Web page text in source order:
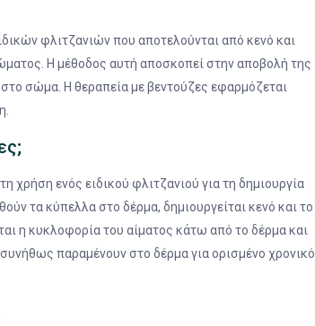
φλιτζανιών που αποτελούνται από κενό και
Η μέθοδος αυτή αποσκοπεί στην αποβολή της
σώμα. Η θεραπεία με βεντούζες εφαρμόζεται
χρήση ενός ειδικού φλιτζανιού για τη δημιουργία
τα κύπελλα στο δέρμα, δημιουργείται κενό και το
η κυκλοφορία του αίματος κάτω από το δέρμα και
παραμένουν στο δέρμα για ορισμένο χρονικό